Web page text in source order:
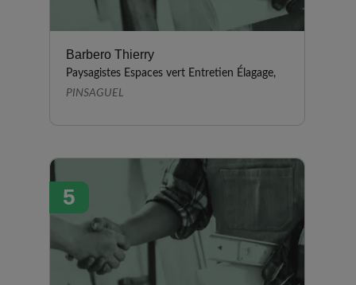
Barbero Thierry
Paysagistes Espaces vert Entretien Élagage,
PINSAGUEL
5